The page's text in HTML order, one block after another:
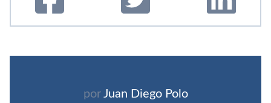
por Juan Diego Polo